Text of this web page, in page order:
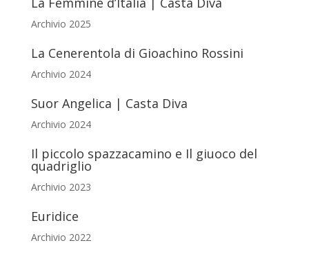
Archivio 2025
La Cenerentola di Gioachino Rossini
Archivio 2024
Suor Angelica | Casta Diva
Archivio 2024
Il piccolo spazzacamino e Il giuoco del
quadriglio
Archivio 2023
Euridice
Archivio 2022